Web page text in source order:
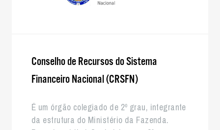
Conselho de Recursos do Sistema
Financeiro Nacional (CRSFN)
É um órgão colegiado de 2º grau, integrante
da estrutura do Ministério da Fazenda.